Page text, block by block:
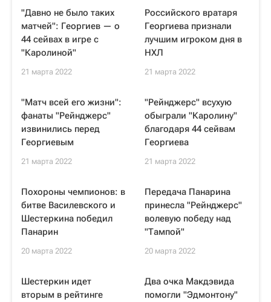
"Давно не было таких
матчей": Георгиев — о
44 сейвах в игре с
"Каролиной"
21 марта 2022
Российского вратаря
Георгиева признали
лучшим игроком дня в
НХЛ
21 марта 2022
"Матч всей его жизни":
фанаты "Рейнджерс"
извинились перед
Георгиевым
21 марта 2022
"Рейнджерс" всухую
обыграли "Каролину"
благодаря 44 сейвам
Георгиева
21 марта 2022
Похороны чемпионов: в
битве Василевского и
Шестеркина победил
Панарин
20 марта 2022
Передача Панарина
принесла "Рейнджерс"
волевую победу над
"Тампой"
20 марта 2022
Шестеркин идет
вторым в рейтинге
Два очка Макдэвида
помогли "Эдмонтону"